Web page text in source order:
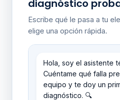
diagnóstico
Escribe qué le pasa a tu
elige una opción rápida.
Hola, soy el asistente
Cuéntame qué falla
equipo y te doy un
diagnóstico. 🔍